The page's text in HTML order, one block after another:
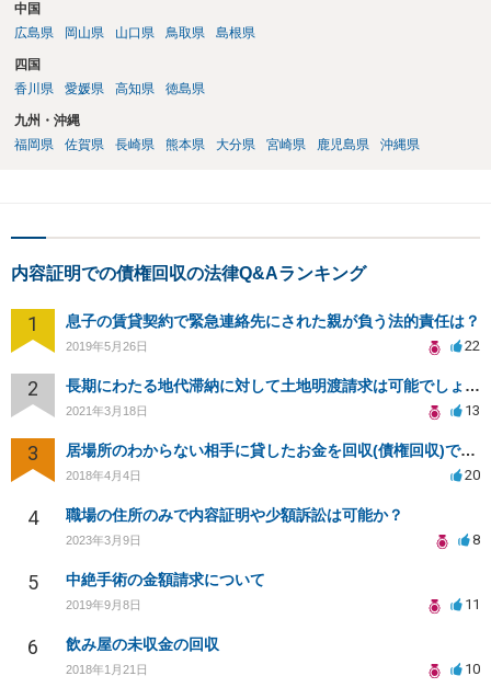
中国
広島県
岡山県 山口県 鳥取県 島根県
四国
香川県
愛媛県 高知県 徳島県
九州・沖縄
福岡県
佐賀県 長崎県 熊本県 大分県 宮崎県 鹿児島県 沖縄県
内容証明での債権回収の法律Q&Aランキング
1 息子の賃貸契約で緊急連絡先にされた親が負う法的責任は？
2019年5月26日 22
2 長期にわたる地代滞納に対して土地明渡請求は可能でしょうか？
2021年3月18日 13
3 居場所のわからない相手に貸したお金を回収(債権回収)できますか？
2018年4月4日 20
4 職場の住所のみで内容証明や少額訴訟は可能か？
2023年3月9日 8
5 中絶手術の金額請求について
2019年9月8日 11
6 飲み屋の未収金の回収
2018年1月21日 10